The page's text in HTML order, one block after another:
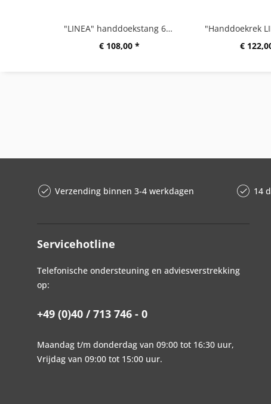
"LINEA" handdoekstang 61,5 cm, hoogglanzend
€ 108,00 *
€
Verzending binnen 3-4 werkdagen 14
Servicehotline
Telefonische ondersteuning en adviesverstrekking
op:
+49 (0)40 / 713 746 - 0
Maandag t/m donderdag van 09:00 tot 16:30 uur,
Vrijdag van 09:00 tot 15:00 uur.